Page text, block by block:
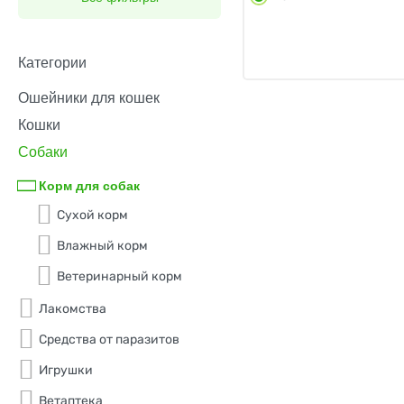
AlphaPet
Animonda
Award
Berkley
Best Dinner
BioMenu
Blitz
Bowl Wow
Категории
Ошейники для кошек
Кошки
Собаки
Корм для собак
Сухой корм
Влажный корм
Ветеринарный корм
Лакомства
Средства от паразитов
Игрушки
Ветаптека